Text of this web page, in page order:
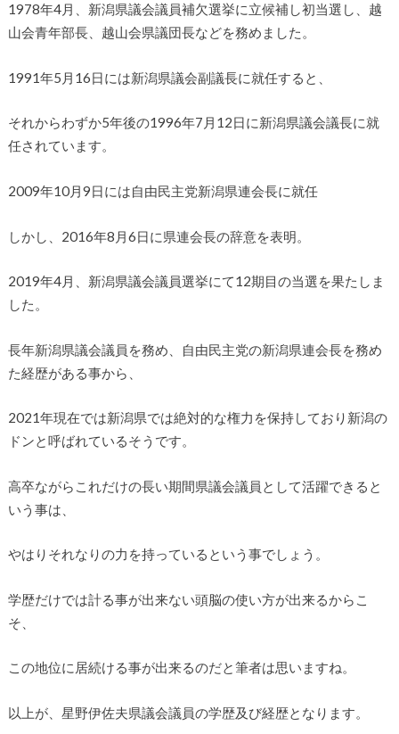
1978年4月、新潟県議会議員補欠選挙に立候補し初当選し、越
山会青年部長、越山会県議団長などを務めました。
1991年5月16日には新潟県議会副議長に就任すると、
それからわずか5年後の1996年7月12日に新潟県議会議長に就
任されています。
2009年10月9日には自由民主党新潟県連会長に就任
しかし、2016年8月6日に県連会長の辞意を表明。
2019年4月、新潟県議会議員選挙にて12期目の当選を果たしま
した。
長年新潟県議会議員を務め、自由民主党の新潟県連会長を務め
た経歴がある事から、
2021年現在では新潟県では絶対的な権力を保持しており新潟の
ドンと呼ばれているそうです。
高卒ながらこれだけの長い期間県議会議員として活躍できると
いう事は、
やはりそれなりの力を持っているという事でしょう。
学歴だけでは計る事が出来ない頭脳の使い方が出来るからこ
そ、
この地位に居続ける事が出来るのだと筆者は思いますね。
以上が、星野伊佐夫県議会議員の学歴及び経歴となります。